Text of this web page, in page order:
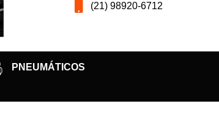
(21) 98920-6712
PNEUMÁTICOS